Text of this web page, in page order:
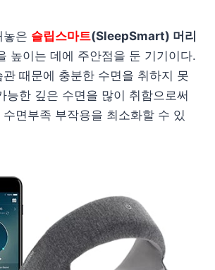
놓은 슬립스마트(SleepSmart) 머리
높이는 데에 주안점을 둔 기기이다.
때문에 충분한 수면을 취하지 못
능한 깊은 수면을 많이 취함으로써
면부족 부작용을 최소화할 수 있